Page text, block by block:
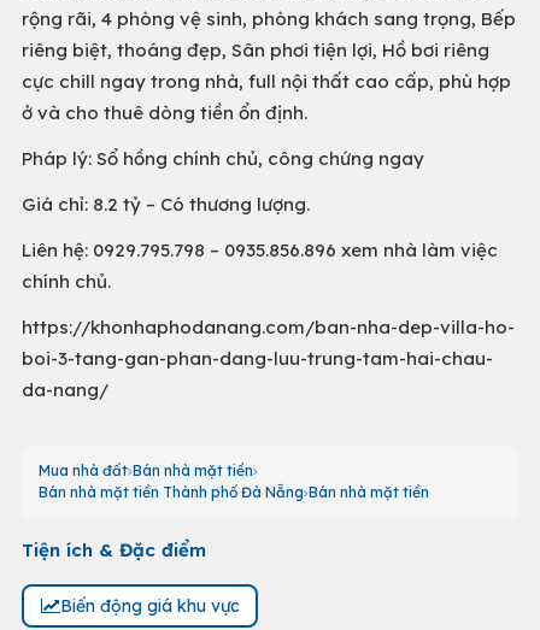
rộng rãi, 4 phòng vệ sinh, phòng khách sang trọng, Bếp
riêng biệt, thoáng đẹp, Sân phơi tiện lợi, Hồ bơi riêng
cực chill ngay trong nhà, full nội thất cao cấp, phù hợp
ở và cho thuê dòng tiền ổn định.
Pháp lý: Sổ hồng chính chủ, công chứng ngay
Giá chỉ: 8.2 tỷ – Có thương lượng.
Liên hệ: 0929.795.798 – 0935.856.896 xem nhà làm việc
chính chủ.
https://khonhaphodanang.com/ban-nha-dep-villa-ho-
boi-3-tang-gan-phan-dang-luu-trung-tam-hai-chau-
da-nang/
Mua nhà đất Bán nhà mặt tiền
Bán nhà mặt tiền Thành phố Đà Nẵng Bán nhà mặt tiền
Tiện ích & Đặc điểm
Biến động giá khu vực